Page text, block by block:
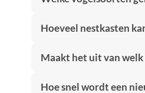
Hoeveel nestkasten
Maakt het uit van
Hoe snel wordt een